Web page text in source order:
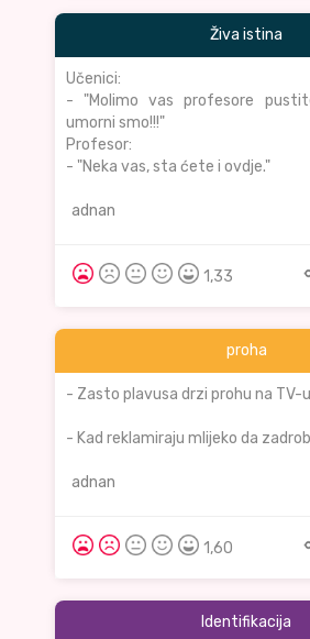
Živa istina
Učenici:
- "Molimo vas profesore
umorni smo!!!"
Profesor:
- "Neka vas, sta ćete i ovdje."
adnan
1,33
proha
- Zasto plavusa drzi prohu na TV-
- Kad reklamiraju mlijeko da
adnan
1,60
Identifikacija